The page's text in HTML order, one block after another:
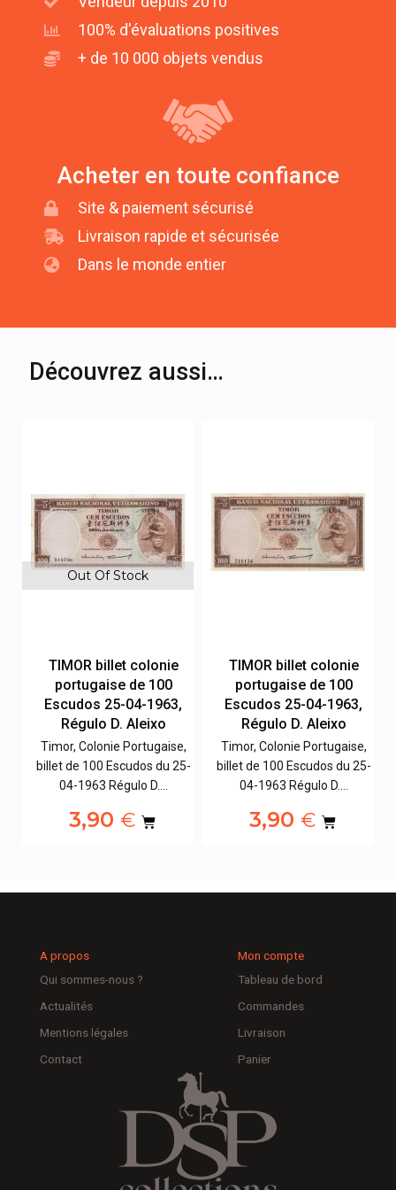
100% d'évaluations positives
+ de 10 000 objets vendus
Acheter en toute confiance
Site & paiement sécurisé
Livraison rapide et sécurisée
Dans le monde entier
Découvrez aussi…
Out Of Stock
TIMOR billet colonie
portugaise de 100
Escudos 25-04-1963,
Régulo D. Aleixo
Timor, Colonie Portugaise,
billet de 100 Escudos du 25-
04-1963 Régulo D.…
3,90 €
TIMOR billet colonie
portugaise de 100
Escudos 25-04-1963,
Régulo D. Aleixo
Timor, Colonie Portugaise,
billet de 100 Escudos du 25-
04-1963 Régulo D.…
3,90 €
A propos
Qui sommes-nous ?
Actualités
Mentions légales
Contact
Mon compte
Tableau de bord
Commandes
Livraison
Panier